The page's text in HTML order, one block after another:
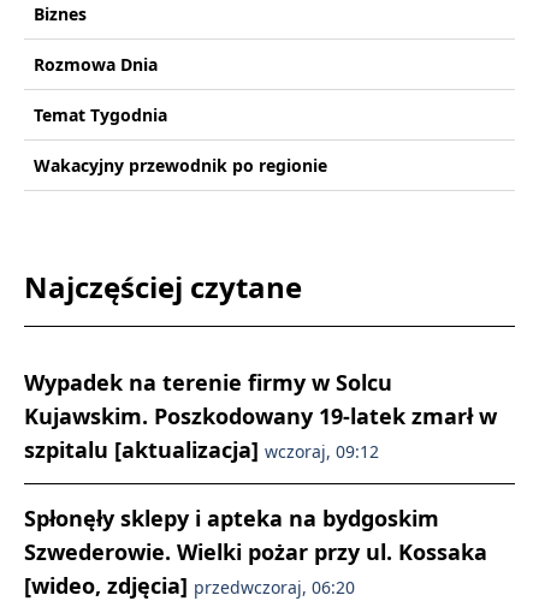
Biznes
Rozmowa Dnia
Temat Tygodnia
Wakacyjny przewodnik po regionie
Najczęściej czytane
Wypadek na terenie firmy w Solcu
Kujawskim. Poszkodowany 19-latek zmarł w
szpitalu [aktualizacja] wczoraj, 09:12
Spłonęły sklepy i apteka na bydgoskim
Szwederowie. Wielki pożar przy ul. Kossaka
[wideo, zdjęcia] przedwczoraj, 06:20